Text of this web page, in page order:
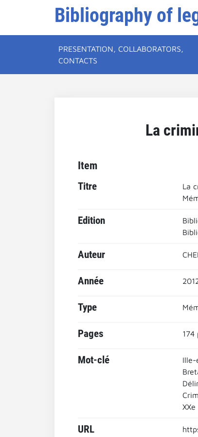
Bibliography of
PRESENTATION, COLLABORATORS,
CONTACTS
La
Item
Titre
La
Edition
Auteur
Année
Type
Pages 174
Mot-clé
Ille-
XXe
URL